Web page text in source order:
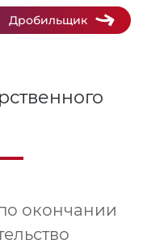
Дробильщик
окончании